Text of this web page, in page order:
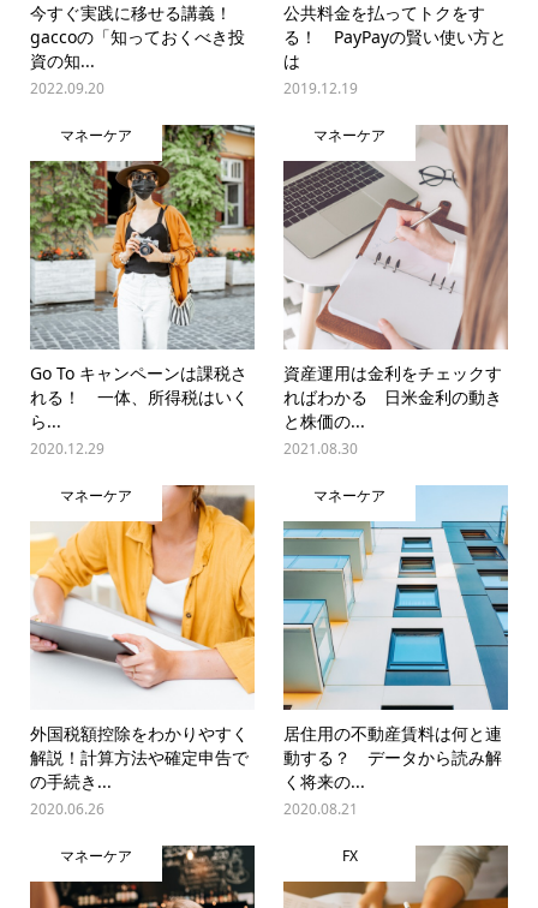
今すぐ実践に移せる講義！
gaccoの「知っておくべき投
資の知...
2022.09.20
公共料金を払ってトクをす
る！ PayPayの賢い使い方と
は
2019.12.19
マネーケア
Go To キャンペーンは課税さ
れる！ 一体、所得税はいく
ら...
2020.12.29
マネーケア
資産運用は金利をチェックす
ればわかる 日米金利の動き
と株価の...
2021.08.30
マネーケア
外国税額控除をわかりやすく
解説！計算方法や確定申告で
の手続き...
2020.06.26
マネーケア
居住用の不動産賃料は何と連
動する？ データから読み解
く将来の...
2020.08.21
マネーケア FX